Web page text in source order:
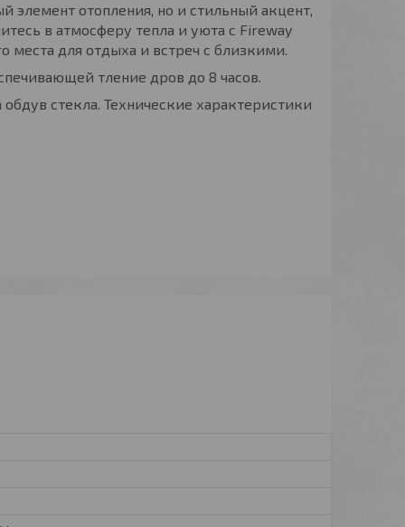
элемент отопления, но и стильный акцент,
в атмосферу тепла и уюта с Fireway
места для отдыха и встреч с близкими.
тление дров до 8 часов.
стекла. Технические характеристики